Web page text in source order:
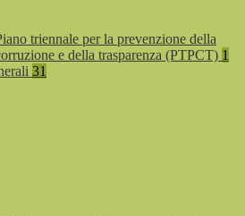
triennale per la prevenzione della
e della trasparenza (PTPCT) 1
31